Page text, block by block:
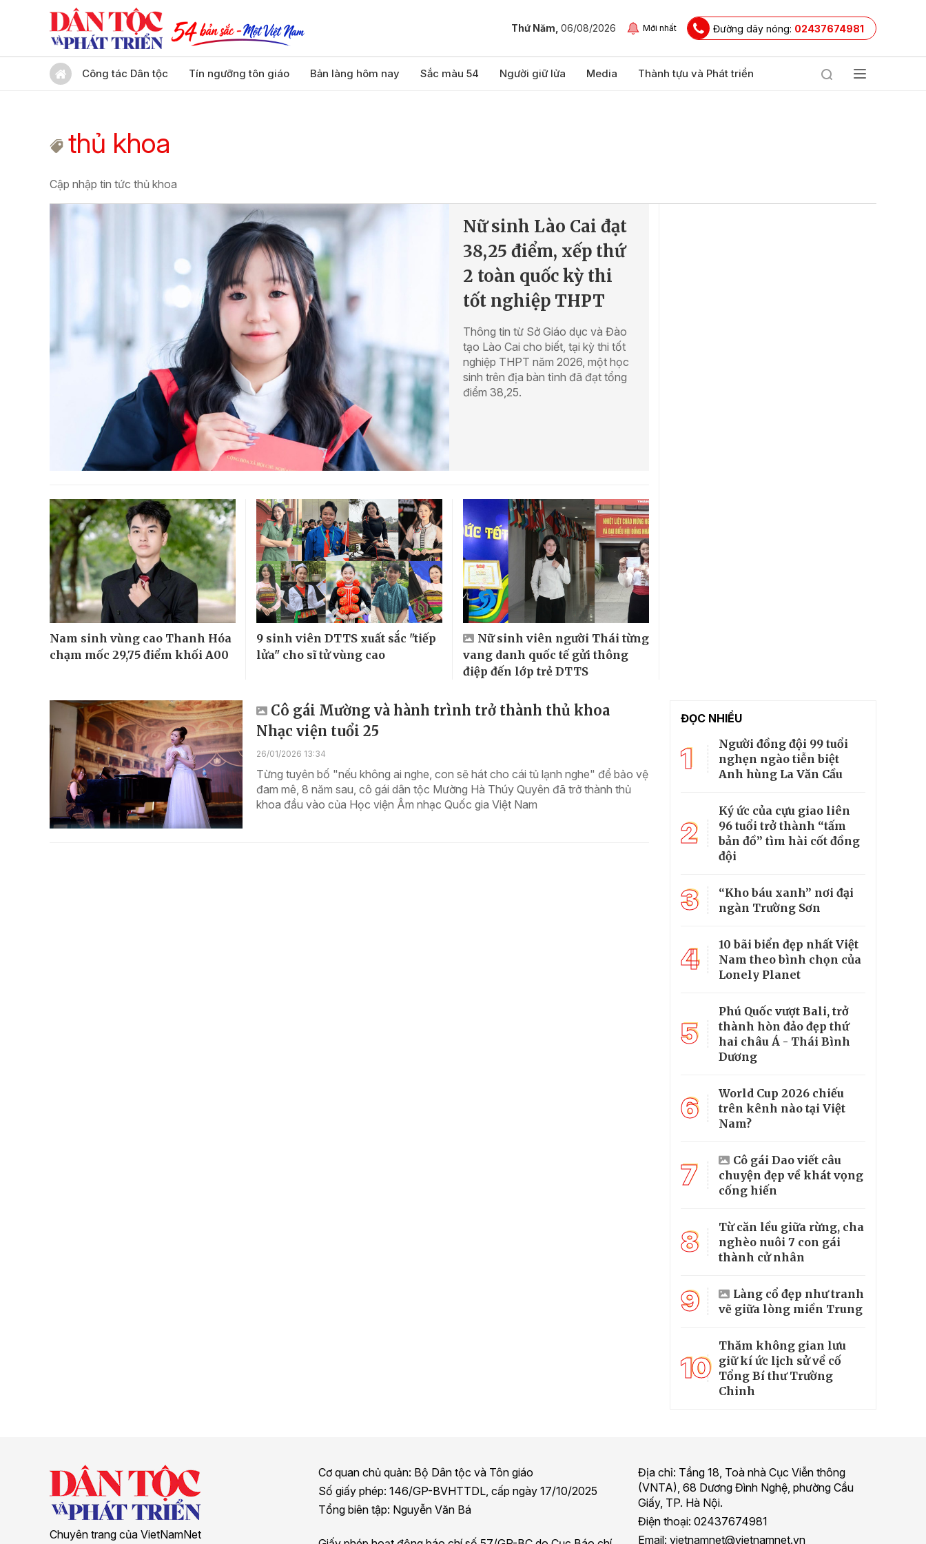
Thứ Năm, 06/08/2026 Mới nhất Đường dây nóng: 02437674981
Công tác Dân tộc Tín ngưỡng tôn giáo Bản làng hôm nay Sắc màu 54 Người giữ lửa Media Thành tựu và Phát triển
thủ khoa
Cập nhập tin tức thủ khoa
Nữ sinh Lào Cai đạt
38,25 điểm, xếp thứ
2 toàn quốc kỳ thi
tốt nghiệp THPT
Thông tin từ Sở Giáo dục và Đào
tạo Lào Cai cho biết, tại kỳ thi tốt
nghiệp THPT năm 2026, một học
sinh trên địa bàn tỉnh đã đạt tổng
điểm 38,25.
Nam sinh vùng cao Thanh Hóa
chạm mốc 29,75 điểm khối A00
9 sinh viên DTTS xuất sắc "tiếp
lửa" cho sĩ tử vùng cao
Nữ sinh viên người Thái từng
vang danh quốc tế gửi thông
điệp đến lớp trẻ DTTS
Cô gái Mường và hành trình trở thành thủ khoa
Nhạc viện tuổi 25
26/01/2026 13:34
Từng tuyên bố "nếu không ai nghe, con sẽ hát cho cái tủ lạnh nghe" để bảo vệ
đam mê, 8 năm sau, cô gái dân tộc Mường Hà Thúy Quyên đã trở thành thủ
khoa đầu vào của Học viện Âm nhạc Quốc gia Việt Nam
ĐỌC NHIỀU
1
Người đồng đội 99 tuổi
nghẹn ngào tiễn biệt
Anh hùng La Văn Cầu
2
Ký ức của cựu giao liên
96 tuổi trở thành “tấm
bản đồ” tìm hài cốt đồng
đội
3
“Kho báu xanh” nơi đại
ngàn Trường Sơn
4
10 bãi biển đẹp nhất Việt
Nam theo bình chọn của
Lonely Planet
5
Phú Quốc vượt Bali, trở
thành hòn đảo đẹp thứ
hai châu Á - Thái Bình
Dương
6
World Cup 2026 chiếu
trên kênh nào tại Việt
Nam?
7
Cô gái Dao viết câu
chuyện đẹp về khát vọng
cống hiến
8
Từ căn lều giữa rừng, cha
nghèo nuôi 7 con gái
thành cử nhân
9
Làng cổ đẹp như tranh
vẽ giữa lòng miền Trung
10
Thăm không gian lưu
giữ kí ức lịch sử về cố
Tổng Bí thư Trường
Chinh
Chuyên trang của VietNamNet
Cơ quan chủ quản: Bộ Dân tộc và Tôn giáo
Số giấy phép: 146/GP-BVHTTDL, cấp ngày 17/10/2025
Tổng biên tập: Nguyễn Văn Bá
Địa chỉ: Tầng 18, Toà nhà Cục Viễn thông
(VNTA), 68 Dương Đình Nghệ, phường Cầu
Giấy, TP. Hà Nội.
Điện thoại: 02437674981
Email: vietnamnet@vietnamnet.vn